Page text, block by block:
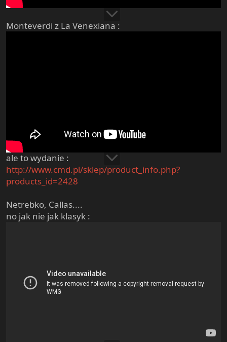
Monteverdi z La Venexiana :
ale to wydanie :
http://www.cmd.pl/sklep/product_info.php?
products_id=2428
Netrebko, Callas....
no jak nie jak klasyk :